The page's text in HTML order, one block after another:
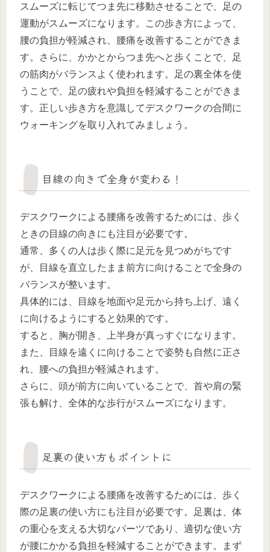
スムーズに転じてつま先に移動させることで、足の
運動がスムーズになります。この歩き方によって、
腰の負担が軽減され、腰痛を改善することができま
す。さらに、かかとからつま先へと歩くことで、足
の筋肉がバランスよく使われます。足の裏全体を使
うことで、足の疲れや負担を軽減することができま
す。正しい歩き方を意識してデスクワークの合間に
ウォーキングを取り入れてみましょう。
目線の向きで全身が変わる！
デスクワークによる腰痛を改善するためには、歩く
ときの目線の向きにも注目が必要です。
通常、多くの人は歩く際に足元を見つめがちです
が、目線を直立したまま前方に向けることで全身の
バランスが整います。
具体的には、目線を地面や足元から持ち上げ、遠く
に向けるようにすると効果的です。
すると、胸が開き、上半身が真っすぐになります。
また、目線を遠くに向けることで姿勢も自然に正さ
れ、腰への負担が軽減されます。
さらに、頭が前方に向いていることで、首や肩の緊
張も解け、全体的な歩行がスムーズになります。
足裏の使い方もポイントに
デスクワークによる腰痛を改善するためには、歩く
際の足裏の使い方にも注目が必要です。足裏は、体
の重心を支える大切なパーツであり、適切な使い方
が腰にかかる負担を軽減することができます。まず